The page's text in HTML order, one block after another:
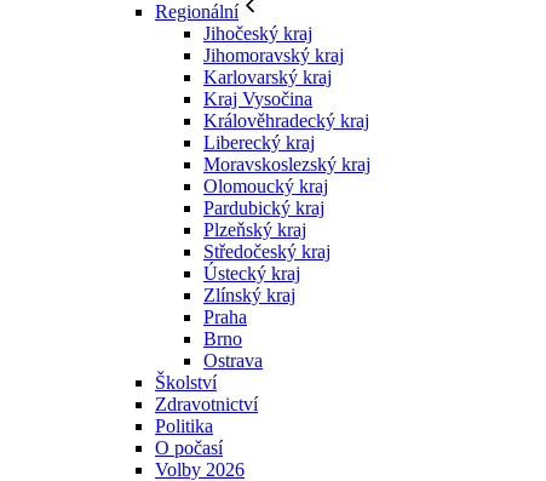
Regionální
Jihočeský kraj
Jihomoravský kraj
Karlovarský kraj
Kraj Vysočina
Králověhradecký kraj
Liberecký kraj
Moravskoslezský kraj
Olomoucký kraj
Pardubický kraj
Plzeňský kraj
Středočeský kraj
Ústecký kraj
Zlínský kraj
Praha
Brno
Ostrava
Školství
Zdravotnictví
Politika
O počasí
Volby 2026